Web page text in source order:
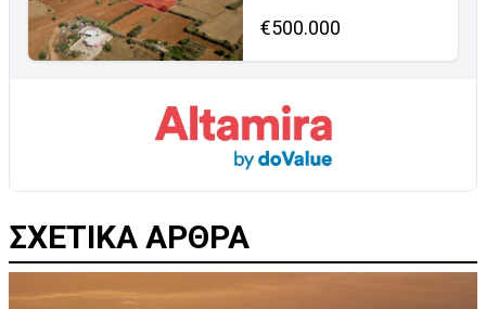
€500.000
ΣΧΕΤΙΚΑ ΑΡΘΡΑ